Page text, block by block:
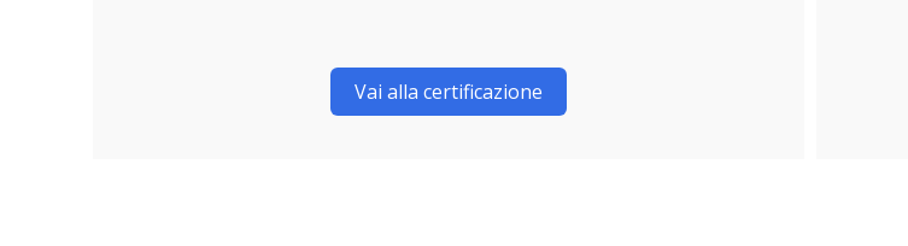
Vai alla certificazione